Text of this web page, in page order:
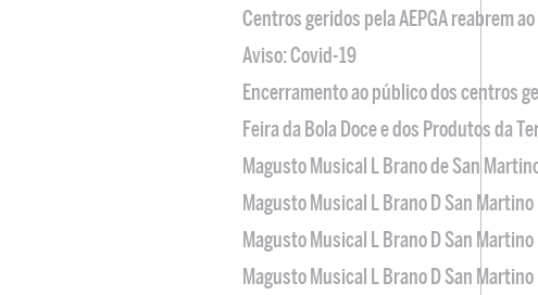
Centros geridos pela AEPGA reabrem
Aviso: Covid-19
Encerramento ao público dos centros
Feira da Bola Doce e dos Produtos da
Magusto Musical L Brano de San
Magusto Musical L Brano D San Martino
Magusto Musical L Brano D San Martino
Magusto Musical L Brano D San Martino